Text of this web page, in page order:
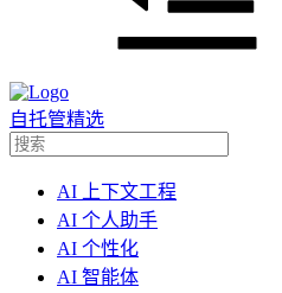
自托管精选
AI 上下文工程
AI 个人助手
AI 个性化
AI 智能体